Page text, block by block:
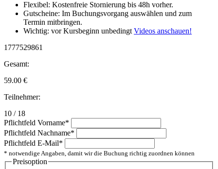
Flexibel: Kostenfreie Stornierung bis 48h vorher.
Gutscheine: Im Buchungsvorgang auswählen und zum
Termin mitbringen.
Wichtig: vor Kursbeginn unbedingt Videos anschauen!
1777529861
Gesamt:
59.00 €
Teilnehmer:
10 / 18
Pflichtfeld Vorname*
Pflichtfeld Nachname*
Pflichtfeld E-Mail*
* notwendige Angaben, damit wir die Buchung richtig zuordnen können
Preisoption